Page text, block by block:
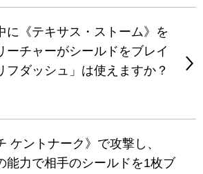
に《テキサス・ストーム》を
ーチャーがシールドをブレイ
フダッシュ」は使えますか？
ケントナーク》で攻撃し、
能力で相手のシールドを1枚ブ